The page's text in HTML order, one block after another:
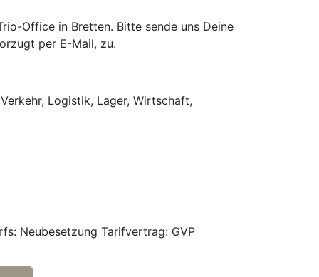
Office in Bretten. Bitte sende uns Deine
per E-Mail, zu.
Logistik, Lager, Wirtschaft,
Neubesetzung Tarifvertrag: GVP